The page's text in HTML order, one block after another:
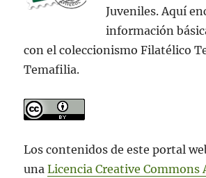
Juveniles. Aquí
información
con el coleccionismo Filatélico
Temafilia.
Los contenidos de este portal
unaLicencia Creative Commons